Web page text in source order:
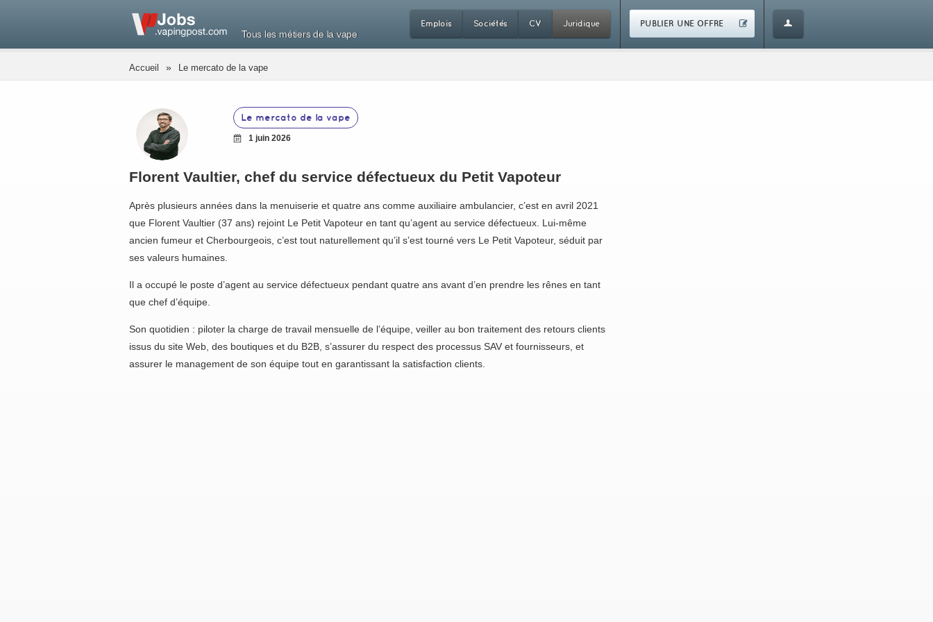
Tous les métiers de la vape
Emplois Sociétés CV Juridique PUBLIER UNE OFFRE
Accueil » Le mercato de la vape
Le mercato de la vape
1 juin 2026
Florent Vaultier, chef du service défectueux du Petit Vapoteur
Après plusieurs années dans la menuiserie et quatre ans comme auxiliaire ambulancier, c’est en avril 2021
que Florent Vaultier (37 ans) rejoint Le Petit Vapoteur en tant qu’agent au service défectueux. Lui-même
ancien fumeur et Cherbourgeois, c’est tout naturellement qu’il s’est tourné vers Le Petit Vapoteur, séduit par
ses valeurs humaines.
Il a occupé le poste d’agent au service défectueux pendant quatre ans avant d’en prendre les rênes en tant
que chef d’équipe.
Son quotidien : piloter la charge de travail mensuelle de l’équipe, veiller au bon traitement des retours clients
issus du site Web, des boutiques et du B2B, s’assurer du respect des processus SAV et fournisseurs, et
assurer le management de son équipe tout en garantissant la satisfaction clients.